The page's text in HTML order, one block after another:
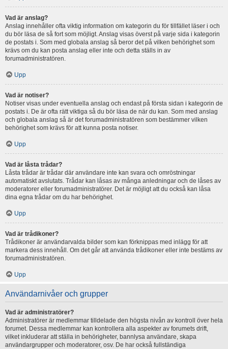
Vad är anslag?
Anslag innehåller ofta viktig information om kategorin du för tillfället läser i och
du bör läsa de så fort som möjligt. Anslag visas överst på varje sida i kategorin
de postats i. Som med globala anslag så beror det på vilken behörighet som
krävs om du kan posta anslag eller inte och detta ställs in av
forumadministratören.
Upp
Vad är notiser?
Notiser visas under eventuella anslag och endast på första sidan i kategorin de
postats i. De är ofta rätt viktiga så du bör läsa de när du kan. Som med anslag
och globala anslag så är det forumadministratören som bestämmer vilken
behörighet som krävs för att kunna posta notiser.
Upp
Vad är låsta trådar?
Låsta trådar är trådar där användare inte kan svara och omröstningar
automatiskt avslutats. Trådar kan låsas av många anledningar och de låses av
moderatorer eller forumadministratörer. Det är möjligt att du också kan låsa
dina egna trådar om du har behörighet.
Upp
Vad är trådikoner?
Trådikoner är användarvalda bilder som kan förknippas med inlägg för att
markera dess innehåll. Om det går att använda trådikoner eller inte bestäms av
forumadministratören.
Upp
Användarnivåer och grupper
Vad är administratörer?
Administratörer är medlemmar tilldelade den högsta nivån av kontroll över hela
forumet. Dessa medlemmar kan kontrollera alla aspekter av forumets drift,
vilket inkluderar att ställa in behörigheter, bannlysa användare, skapa
användargrupper och moderatorer, osv. De har också fullständiga